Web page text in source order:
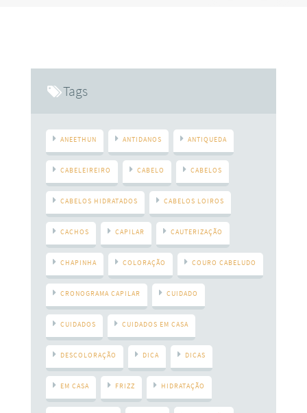
Tags
ANEETHUN ANTIDANOS ANTIQUEDA
CABELEIREIRO CABELO CABELOS
CABELOS HIDRATADOS CABELOS LOIROS
CACHOS CAPILAR CAUTERIZAÇÃO
CHAPINHA COLORAÇÃO COURO CABELUDO
CRONOGRAMA CAPILAR CUIDADO
CUIDADOS CUIDADOS EM CASA
DESCOLORAÇÃO DICA DICAS
EM CASA FRIZZ HIDRATAÇÃO